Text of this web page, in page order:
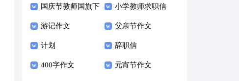
字九篇 文六篇
国庆节教师国旗下
讲话稿500字（通
用6篇）
小学教师求职信
(15篇)
游记作文 父亲节作文
计划 辞职信
400字作文 元宵节作文